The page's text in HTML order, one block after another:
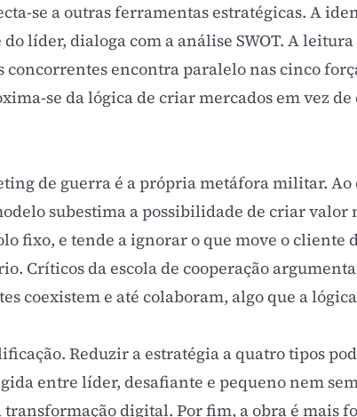
se a outras ferramentas estratégicas. A
líder, dialoga com a análise SWOT. A
concorrentes encontra paralelo nascinco
se da lógica de criar mercados em vez
de guerra é a própria metáfora militar. Ao
subestima a possibilidade de criar valor
fixo, e tende a ignorar o que move o cliente
Críticos da escola de cooperação
coexistem e até colaboram, algo que a
Reduzir a estratégia a quatro tipos
entre líder, desafiante e pequeno nem
transformação digital. Por fim, a obra é mais